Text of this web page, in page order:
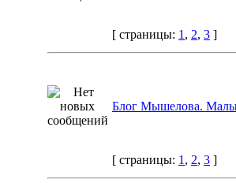
[ страницы: 1 , 2, 3 ]
Блог Мышелова.
[ страницы: 1 , 2, 3 ]